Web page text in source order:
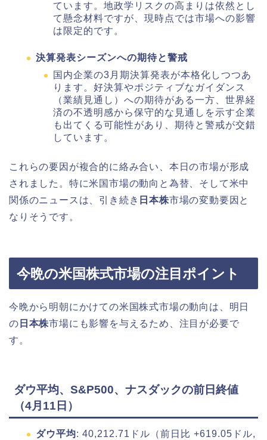
ています。地政学リスクの高まりは依然とし
て懸念材料ですが、現時点では市場への影響
は限定的です。
決算発表シーズンへの期待と警戒
国内企業の3月期決算発表が本格化しつつあ
ります。好決算やポジティブなガイダンス
（業績見通し）への期待がある一方、世界経
済の不透明感から保守的な見通しを示す企業
も出てくる可能性があり、期待と警戒が交錯
しています。
これらの要因が複合的に絡み合い、本日の市場が形成
されました。特に米国市場の動向と為替、そして米中
関係のニュースは、引き続き 日本株市場の変動要因と
なりそうです。
今晩の米国株式市場の注目ポイント
今晩から明朝にかけての米国株式市場の動向は、明日
の 日本株市場にも影響を与えるため、注目が必要で
す。
ダウ平均、S&P500、ナスダックの前日終値
（4月11日）
ダウ平均: 40,212.71ドル（前日比 +619.05ドル,